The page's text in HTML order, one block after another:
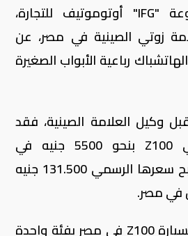
أعلنت مجموعة "IFG" أوتوموتيف للتجارة،
زوتي الصينية في مصر، عن
تخفيض أسعار Z100 الهاتشباك رباعية الأبواب الصغيرة
وكيل العلامة الصينية، فقد
تراجعت أسعار زوتي Z100 بنحو 5500 جنيه في
أغسطس، وبذلك يصبح سعرها الرسمي 131.500 جنيه
في مصر.
ويقدم وكيل زوتي السيارة Z100 في مصر بفئة واحدة